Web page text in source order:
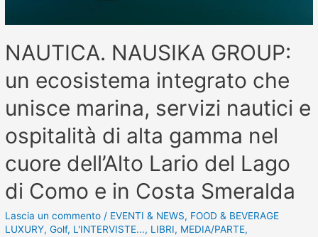
NAUTICA. NAUSIKA GROUP:
un ecosistema integrato che
unisce marina, servizi nautici e
ospitalità di alta gamma nel
cuore dell’Alto Lario del Lago
di Como e in Costa Smeralda
Lascia un commento / EVENTI & NEWS, FOOD & BEVERAGE
LUXURY,Golf, L'INTERVISTE..., LIBRI, MEDIA/PARTE,